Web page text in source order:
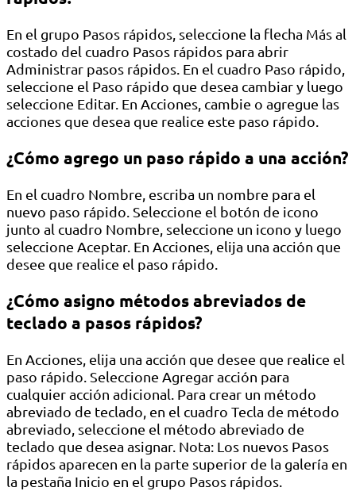
En el grupo Pasos rápidos, seleccione la flecha Más al
costado del cuadro Pasos rápidos para abrir
Administrar pasos rápidos. En el cuadro Paso rápido,
seleccione el Paso rápido que desea cambiar y luego
seleccione Editar. En Acciones, cambie o agregue las
acciones que desea que realice este paso rápido.
¿Cómo agrego un paso rápido a una acción?
En el cuadro Nombre, escriba un nombre para el
nuevo paso rápido. Seleccione el botón de icono
junto al cuadro Nombre, seleccione un icono y luego
seleccione Aceptar. En Acciones, elija una acción que
desee que realice el paso rápido.
¿Cómo asigno métodos abreviados de
teclado a pasos rápidos?
En Acciones, elija una acción que desee que realice el
paso rápido. Seleccione Agregar acción para
cualquier acción adicional. Para crear un método
abreviado de teclado, en el cuadro Tecla de método
abreviado, seleccione el método abreviado de
teclado que desea asignar. Nota: Los nuevos Pasos
rápidos aparecen en la parte superior de la galería en
la pestaña Inicio en el grupo Pasos rápidos.